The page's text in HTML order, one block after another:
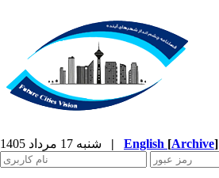
| English [Archive]